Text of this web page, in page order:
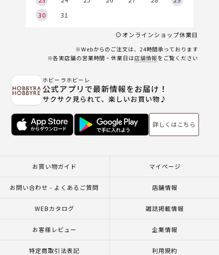
30
31
オンラインショップ休業日
※Webからのご注文は、24時間承っております
※各実店舗の営業時間・休業日は店舗情報をご覧ください
ホビーラホビーレ
公式アプリで最新情報をお届け！
サクサク見られて、楽しいお買い物♪
詳しくはこちら
お買い物ガイド マイページ
お問い合わせ - よくあるご質問 店舗情報
WEBカタログ 雑誌掲載情報
お客様レビュー 企業情報
特定商取引法表記 利用規約